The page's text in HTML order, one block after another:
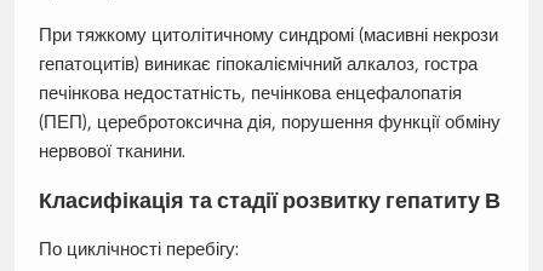
При тяжкому цитолітичному синдромі (масивні некрози
гепатоцитів) виникає гіпокаліємічний алкалоз, гостра
печінкова недостатність, печінкова енцефалопатія
(ПЕП), церебротоксична дія, порушення функції обміну
нервової тканини.
Класифікація та стадії розвитку гепатиту В
По циклічності перебігу: